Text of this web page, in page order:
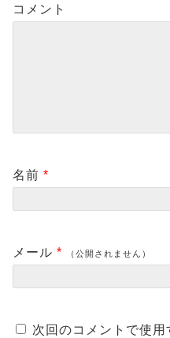
コメント
名前 *
メール * （公開されません）
次回のコメントで使